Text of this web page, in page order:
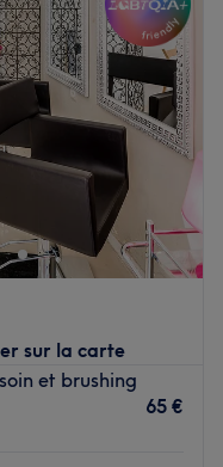
10:00 –19:00
10:00 – 19:00
10:00 –19:00
Fermé
de
15ème
de la station de
Emile Zola.
bar à ongles, d'un
d'une cabine
classe, feutrée et
La lumière y est
sur la carte
et brushing
65 €